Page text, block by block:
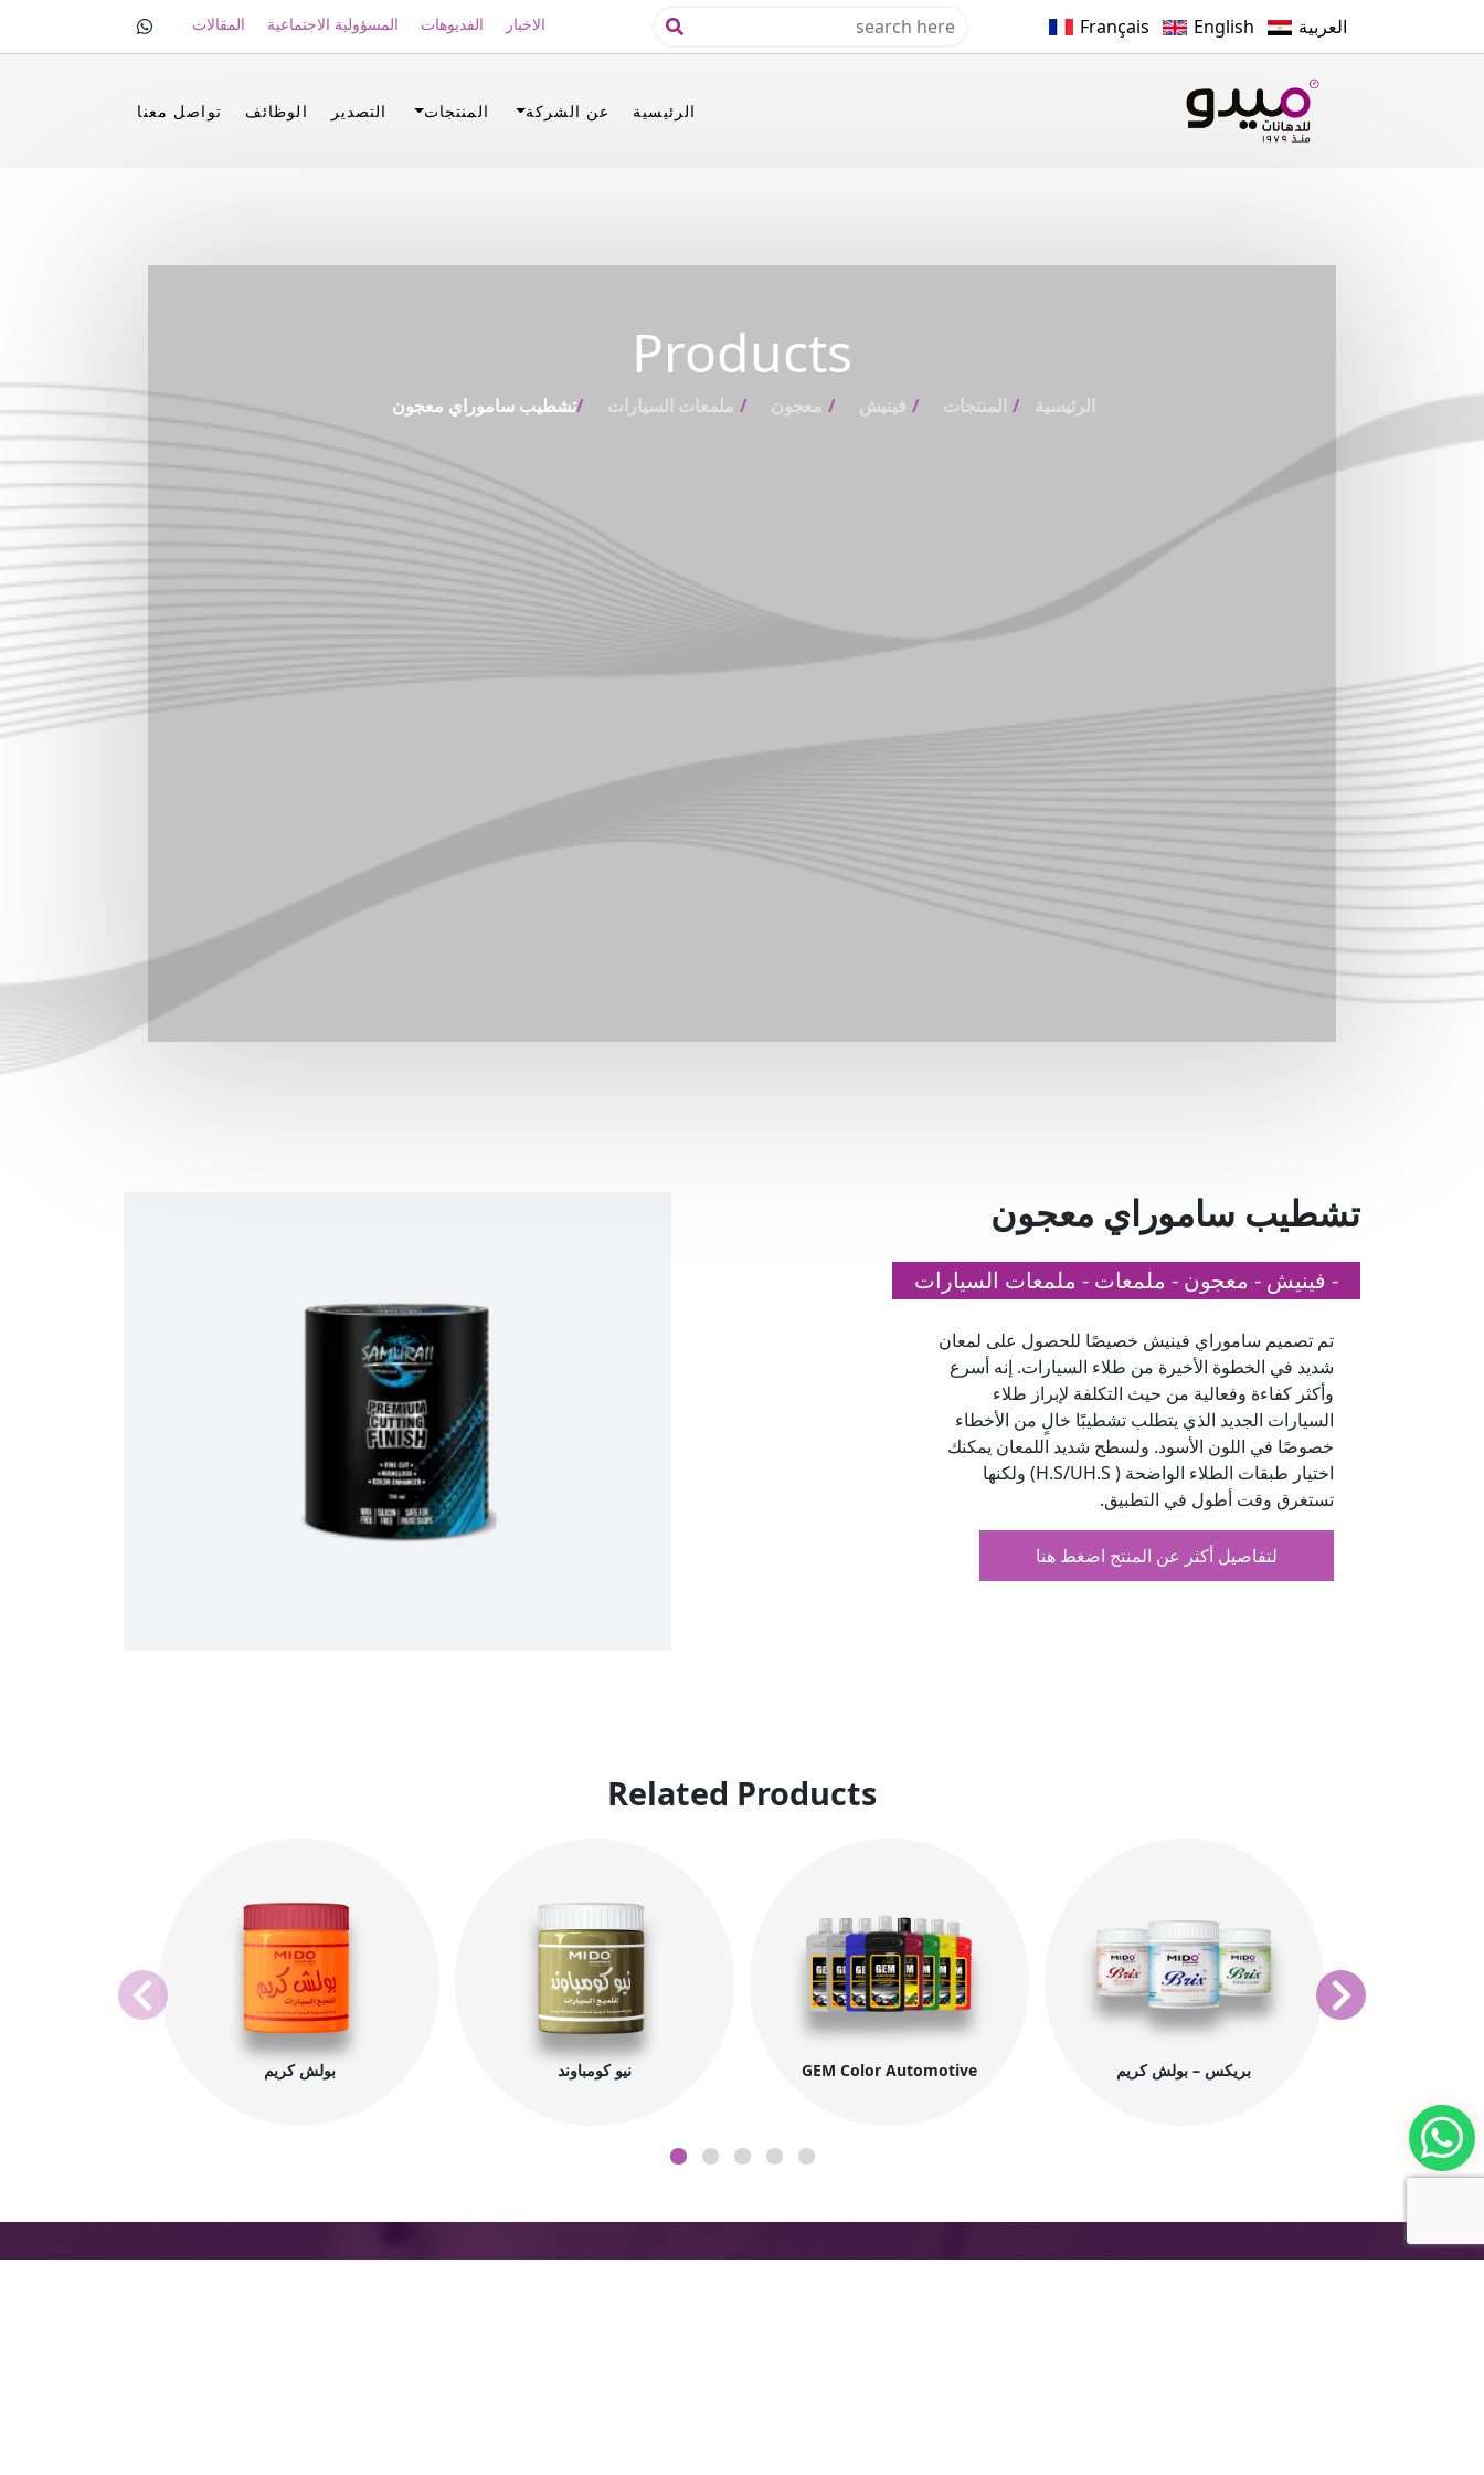
العربية English
Français الاخبار الفديوهات المسؤولية الاجتماعية المقالات
الرئيسية عن الشركة المنتجات التصدير الوظائف تواصل معنا
Products
الرئيسية المنتجات فينيش معجون ملمعات السيارات تشطيب ساموراي معجون
تشطيب ساموراي معجون
- فينيش - معجون - ملمعات - ملمعات السيارات
تم تصميم ساموراي فينيش خصيصًا للحصول على لمعان
شديد في الخطوة الأخيرة من طلاء السيارات. إنه أسرع
وأكثر كفاءة وفعالية من حيث التكلفة لإبراز طلاء
السيارات الجديد الذي يتطلب تشطيبًا خالٍ من الأخطاء
خصوصًا في اللون الأسود. ولسطح شديد اللمعان يمكنك
اختيار طبقات الطلاء الواضحة ( H.S/UH.S) ولكنها
تستغرق وقت أطول في التطبيق.
لتفاصيل أكثر عن المنتج اضغط هنا
Related Products
بولش كريم نيو كومباوند GEM Color Automotive بريكس – بولش كريم